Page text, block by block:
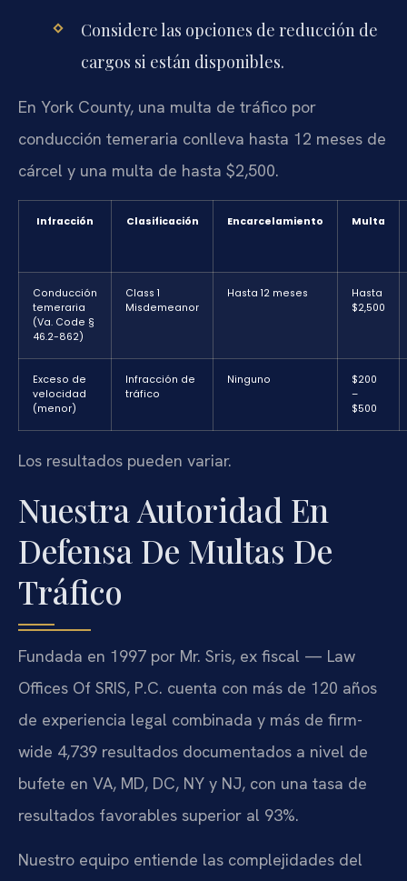
Considere las opciones de reducción de
cargos si están disponibles.
En York County, una multa de tráfico por
conducción temeraria conlleva hasta 12 meses de
cárcel y una multa de hasta $2,500.
Infracción Clasificación Encarcelamiento Multa
Conducción
temeraria
(Va. Code §
46.2-862)
Class 1
Misdemeanor
Hasta 12 meses
Hasta
$2,500
Exceso de
velocidad
(menor)
Infracción de
tráfico
Ninguno
$200
–
$500
Los resultados pueden variar.
Nuestra Autoridad En
Defensa De Multas De
Tráfico
Fundada en 1997 por Mr. Sris, ex fiscal — Law
Offices Of SRIS, P.C. cuenta con más de 120 años
de experiencia legal combinada y más de firm-
wide 4,739 resultados documentados a nivel de
bufete en VA, MD, DC, NY y NJ, con una tasa de
resultados favorables superior al 93%.
Nuestro equipo entiende las complejidades del